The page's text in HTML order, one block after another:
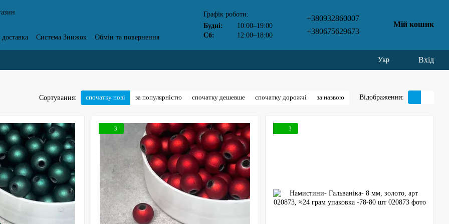
Система Знижок
Обмін та повернення
Графік роботи:
Будні:
10:00–19:00
Сб:
12:00–18:00
+380932860007
+380675629673
Мій кошик
Укр Вхід
Сортування: спочатку нові за популярністю спочатку дешевше спочатку дорожчі за назвою Відображення:
3 3